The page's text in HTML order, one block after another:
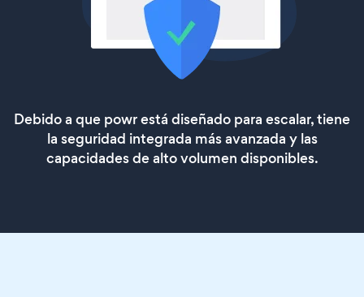
Debido a que powr está diseñado para escalar, tiene
la seguridad integrada más avanzada y las
capacidades de alto volumen disponibles.